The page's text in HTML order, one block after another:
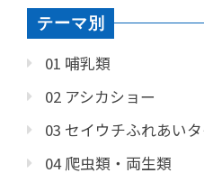
テーマ別
01 哺乳類
02 アシカショー
03 セイウチふれあい
04 爬虫類・両生類